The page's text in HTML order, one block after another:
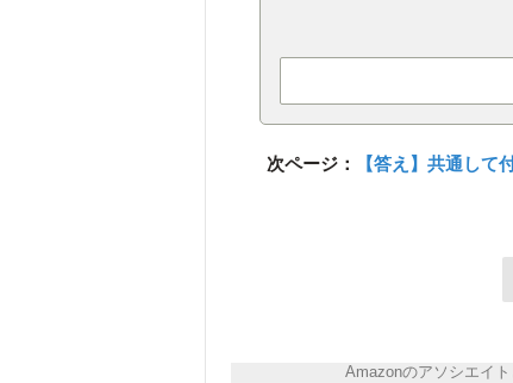
次ページ： 【答え】共通して
Amazonのアソシエイ